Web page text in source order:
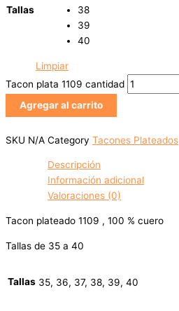
Tallas
38
39
40
Limpiar
Tacon plata 1109 cantidad
Agregar al carrito
SKU N/A Category Tacones Plateados
Descripción
Información adicional
Valoraciones (0)
Tacon plateado 1109 , 100 % cuero
Tallas de 35 a 40
Tallas 35, 36, 37, 38, 39, 40